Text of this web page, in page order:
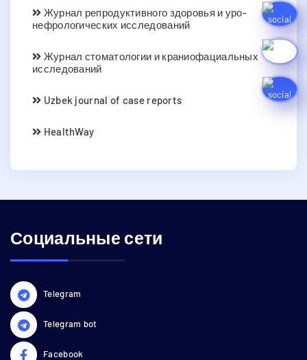
Журнал репродуктивного здоровья и уро-
нефрологических исследований
Журнал стоматологии и краниофациальных
исследований
Uzbek journal of case reports
HealthWay
Социальные сети
Telegram
Telegram bot
Facebook